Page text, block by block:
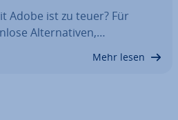
Adobe ist zu teuer? Für
Al­ter­na­ti­ven,…
Mehr lesen